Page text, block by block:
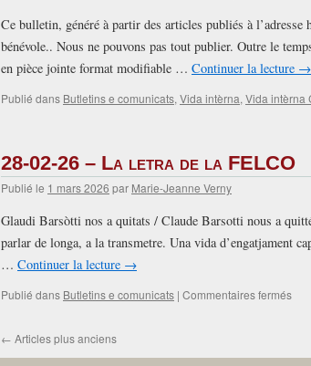
26
Ce bulletin, généré à partir des articles publiés à
bénévole.. Nous ne pouvons pas tout publier. Outre le
en pièce jointe format modifiable … Continuer la lecture →
Publié dans Butletins e comunicats, Vida intèrna, Vida intèrna
28-02-26 – La letra de la FELCO
Publié le 1 mars 2026 par Marie-Jeanne Verny
Glaudi Barsòtti nos a quitats / Claude Barsotti nous a
parlar de longa, a la transmetre. Una vida d’engatjament
… Continuer la lecture →
Publié dans Butletins e comunicats | Commentaires ferméssur
–
← Articles plus anciens